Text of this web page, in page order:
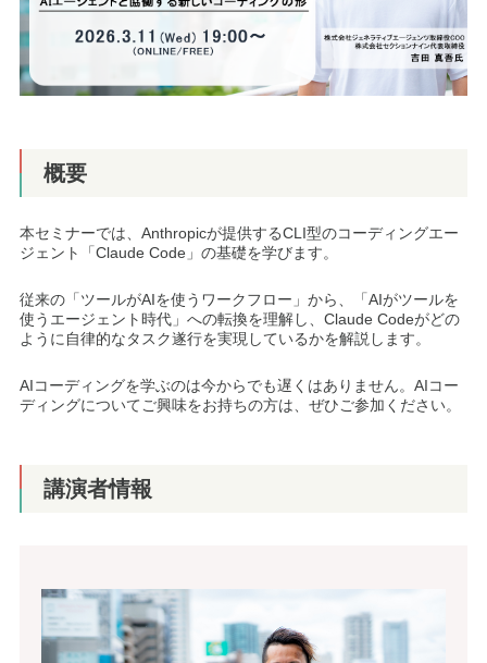
概要
本セミナーでは、Anthropicが提供するCLI型のコーディングエー
ジェント「Claude Code」の基礎を学びます。
従来の「ツールがAIを使うワークフロー」から、「AIがツールを
使うエージェント時代」への転換を理解し、Claude Codeがどの
ように自律的なタスク遂行を実現しているかを解説します。
AIコーディングを学ぶのは今からでも遅くはありません。AIコー
ディングについてご興味をお持ちの方は、ぜひご参加ください。
講演者情報